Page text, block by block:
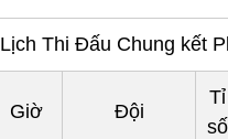
Lịch Thi Đấu Chung kết
Giờ Đội
Tỉ
số